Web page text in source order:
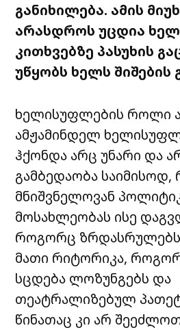
განიხილება. ამის
არასდროს უცდია
კითხვებზე პასუხის
უწყობს ხელს შიშების
ხელისუფლების როლი
ამჟამინდელ
ჰქონდა არც უნარი და
გამბედაობა საიმისოდ,
მნიშვნელოვან
მოსახლეობას ისე
როგორც
მათი რიტორიკა,
სცდება ლოზუნგებს და
თეატრალიზებულ
წინათაც კი არ